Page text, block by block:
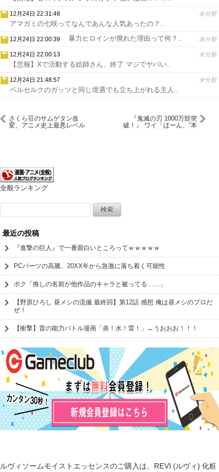
12月24日 22:31:48 未分類
アマガミの七咲ってなんであんな人気あったの？..
12月24日 22:00:39 未分類
暴力ヒロインが廃れた理由って何？..
12月24日 22:00:13 未分類
【悲報】Xで活動する絵師さん、終了 マジでヤバい..
12月24日 21:48:57 未分類
ベルセルクのガッツと同じ境遇でも立ち上がれる主人..
さくら荘のサムゲタン改
変、アニメ史上最悪レベル
『鬼滅の刃 1000万部突
破！』 ワイ「ほーん、“本
全般ランキング
索:
最近の投稿
『進撃の巨人』で一番面白いところってｗｗｗｗｗ
PCパーツの高騰、20XX年から急激に落ち着く可能性
ボク「推しの名前が他作品のキャラと被ってる……」
【野原ひろし 昼メシの流儀 最終回】第12話 感想 俺は昼メシのプロだ
ぜ！
【衝撃】昔の能力バトル漫画「炎！水！雷！」←うおおお！！！
ルヴィソームモイストエッセンスのご購入は、REVI (ルヴィ) 化粧